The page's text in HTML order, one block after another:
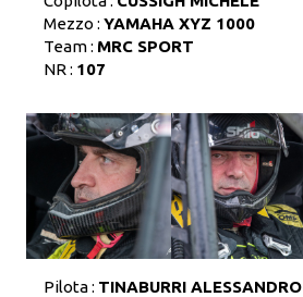
Mezzo : YAMAHA XYZ 1000
Team : MRC SPORT
NR : 107
Pilota : TINABURRI ALESSANDRO